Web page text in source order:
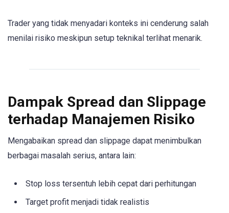
Trader yang tidak menyadari konteks ini cenderung salah
menilai risiko meskipun setup teknikal terlihat menarik.
Dampak Spread dan Slippage
terhadap Manajemen Risiko
Mengabaikan spread dan slippage dapat menimbulkan
berbagai masalah serius, antara lain:
Stop loss tersentuh lebih cepat dari perhitungan
Target profit menjadi tidak realistis